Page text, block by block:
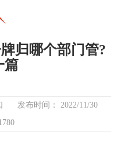
归哪个部门管?
篇
发布时间： 2022/11/30